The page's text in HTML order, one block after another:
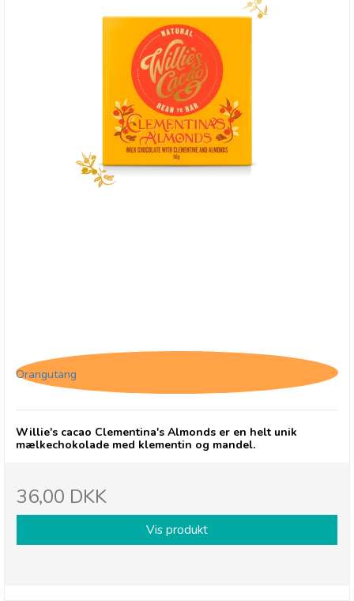
Orangutang
Willie's cacao Clementina's Almonds er en helt unik
mælkechokolade med klementin og mandel.
36,00 DKK
Vis produkt